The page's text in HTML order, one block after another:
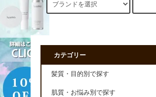
カテゴリー
髪質・目的別で探す
肌質・お悩み別で探す